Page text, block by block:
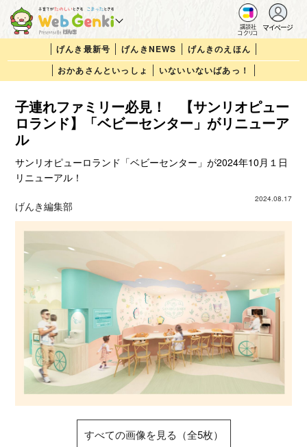
講談社
コクリコ
マイページ
げんき最新号 げんきNEWS
げんきのえほん
おかあさんといっしょ
いないいないばあっ！
子連れファミリー必見！ 【サンリオピュー
ロランド】「ベビーセンター」がリニューア
ル
サンリオピューロランド「ベビーセンター」が2024年10月１日
リニューアル！
2024.08.17
げんき編集部
すべての画像を見る（全5枚）